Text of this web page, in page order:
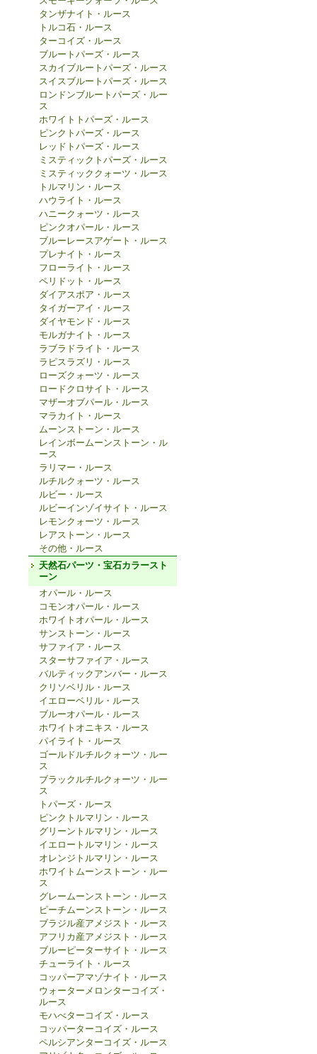
タンザナイト・ルース
トルコ石・ルース
ターコイズ・ルース
ブルートパーズ・ルース
スカイブルートパーズ・ルース
スイスブルートパーズ・ルース
ロンドンブルートパーズ・ルー
ス
ホワイトトパーズ・ルース
ピンクトパーズ・ルース
レッドトパーズ・ルース
ミスティックトパーズ・ルース
ミスティッククォーツ・ルース
トルマリン・ルース
ハウライト・ルース
ハニークォーツ・ルース
ピンクオパール・ルース
ブルーレースアゲート・ルース
プレナイト・ルース
フローライト・ルース
ペリドット・ルース
ダイアスポア・ルース
タイガーアイ・ルース
ダイヤモンド・ルース
モルガナイト・ルース
ラブラドライト・ルース
ラピスラズリ・ルース
ローズクォーツ・ルース
ロードクロサイト・ルース
マザーオブパール・ルース
マラカイト・ルース
ムーンストーン・ルース
レインボームーンストーン・ル
ース
ラリマー・ルース
ルチルクォーツ・ルース
ルビー・ルース
ルビーインゾイサイト・ルース
レモンクォーツ・ルース
レアストーン・ルース
その他・ルース
天然石パーツ・宝石カラースト
ーン
オパール・ルース
コモンオパール・ルース
ホワイトオパール・ルース
サンストーン・ルース
サファイア・ルース
スターサファイア・ルース
バルティックアンバー・ルース
クリソベリル・ルース
イエローベリル・ルース
ブルーオパール・ルース
ホワイトオニキス・ルース
パイライト・ルース
ゴールドルチルクォーツ・ルー
ス
ブラックルチルクォーツ・ルー
ス
トパーズ・ルース
ピンクトルマリン・ルース
グリーントルマリン・ルース
イエロートルマリン・ルース
オレンジトルマリン・ルース
ホワイトムーンストーン・ルー
ス
グレームーンストーン・ルース
ピーチムーンストーン・ルース
ブラジル産アメジスト・ルース
アフリカ産アメジスト・ルース
ブルーピーターサイト・ルース
チューライト・ルース
コッパーアマゾナイト・ルース
ウォーターメロンターコイズ・
ルース
モハべターコイズ・ルース
コッパーターコイズ・ルース
ペルシアンターコイズ・ルース